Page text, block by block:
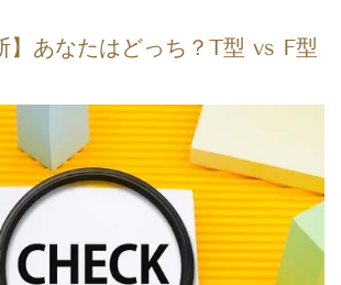
】あなたはどっち？T型 vs F型